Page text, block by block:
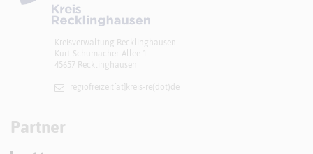
Kreisverwaltung Recklinghausen
Kurt-Schumacher-Allee 1
45657 Recklinghausen
regiofreizeit[at]​kreis-re(dot)de
Partner